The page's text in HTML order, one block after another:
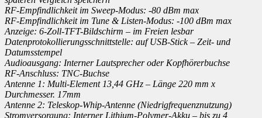
RF-Empfindlichkeit im Sweep-Modus: -80 dBm max
RF-Empfindlichkeit im Tune & Listen-Modus: -100 dBm max
Anzeige: 6-Zoll-TFT-Bildschirm – im Freien lesbar
Datenprotokollierungsschnittstelle: auf USB-Stick – Zeit- und
Datumsstempel
Audioausgang: Interner Lautsprecher oder Kopfhörerbuchse
RF-Anschluss: TNC-Buchse
Antenne 1: Multi-Element 13,44 GHz – Länge 220 mm x
Durchmesser. 17mm
Antenne 2: Teleskop-Whip-Antenne (Niedrigfrequenznutzung)
Stromversorgung: Interner Lithium-Polymer-Akku – bis zu 4